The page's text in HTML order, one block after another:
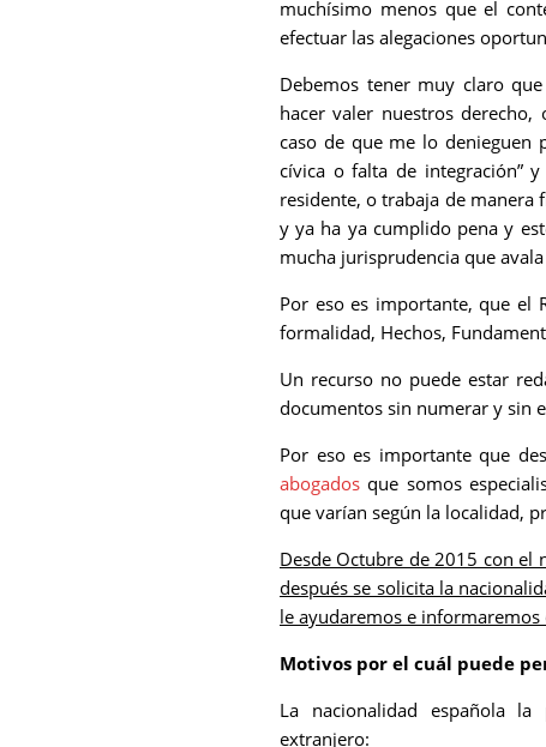
muchísimo menos que el
efectuar las alegaciones
Debemos tener muy claro
hacer valer nuestros
caso de que me lo denieguen
cívica o falta de integración”
residente, o trabaja de manera
y ya ha ya cumplido pena y
mucha jurisprudencia que
Por eso es importante, que el
formalidad, Hechos,
Un recurso no puede estar
documentos sin numerar y sin
Por eso es importante que
abogados que somos
que varían según la localidad,
Desde Octubre de 2015 con
después se solicita la
le ayudaremos e
Motivos por el cuál puede
La nacionalidad española
extranjero: